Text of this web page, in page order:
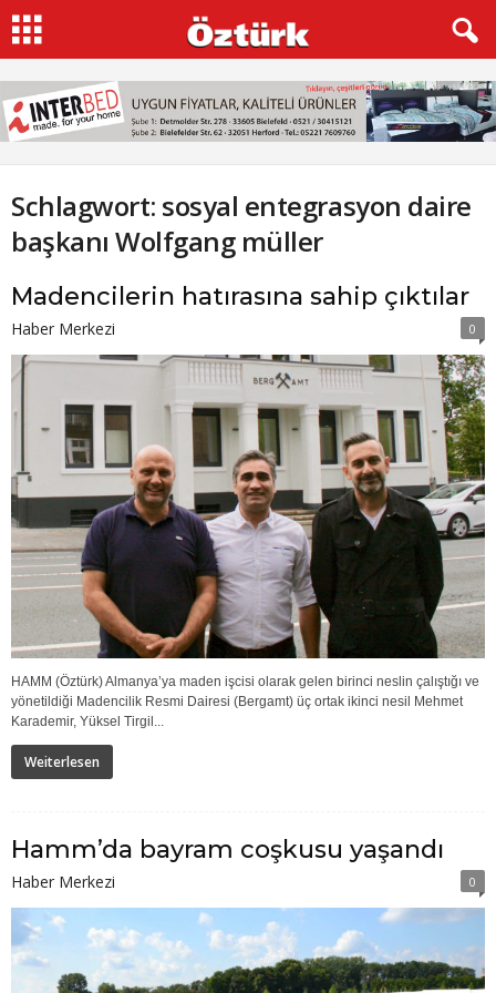
Schlagwort: sosyal entegrasyon daire
başkanı Wolfgang müller
Madencilerin hatırasına sahip çıktılar
Haber Merkezi 0
HAMM (Öztürk) Almanya’ya maden işcisi olarak gelen birinci neslin çalıştığı ve
yönetildiği Madencilik Resmi Dairesi (Bergamt) üç ortak ikinci nesil Mehmet
Karademir, Yüksel Tirgil...
Weiterlesen
Hamm’da bayram coşkusu yaşandı
Haber Merkezi 0